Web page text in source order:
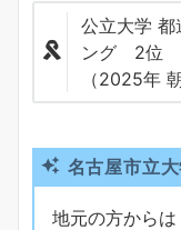
公立大学 都
ング 2位
（2025年
名古屋市立
地元の方から